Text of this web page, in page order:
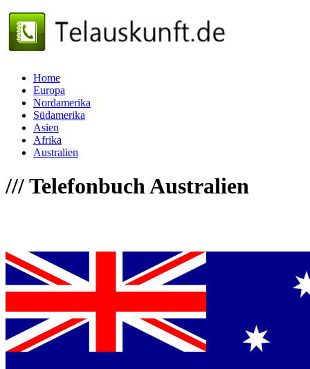
Home
Europa
Nordamerika
Südamerika
Asien
Afrika
Australien
///Telefonbuch Australien